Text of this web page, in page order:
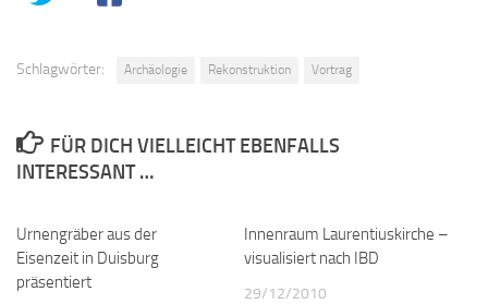
Schlagwörter: Archäologie Rekonstruktion Vortrag
FÜR DICH VIELLEICHT EBENFALLS
INTERESSANT …
Urnengräber aus der
Eisenzeit in Duisburg
präsentiert
Innenraum Laurentiuskirche –
visualisiert nach IBD
29/12/2010